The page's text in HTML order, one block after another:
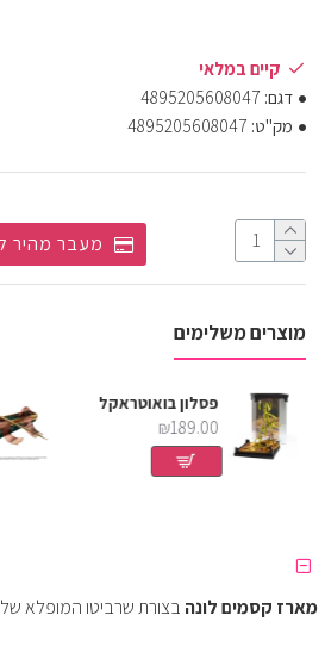
קיים במלאי
דגם: 4895205608047
מק"ט: 4895205608047
מעבר מהיר
מוצרים משלימים
פסלון בואוטראקל
₪189.00
מארז קסמים לונה בצורת שרביטו המופלא של